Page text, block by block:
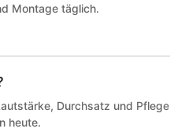
Montage täglich.
Durchsatz und Pflege
heute.